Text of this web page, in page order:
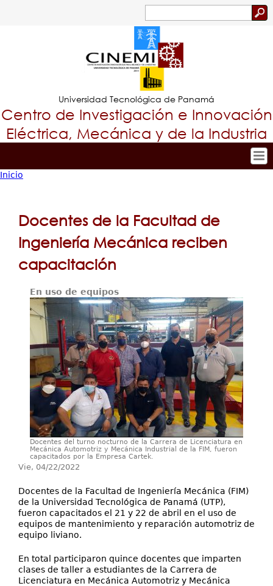
Jump to navigation
Formulario
de
búsqueda
Universidad Tecnológica de Panamá
Centro de Investigación e Innovación
Eléctrica, Mecánica y de la Industria
Tropical
Principal
Investigación y Desarrollo
Proyectos de Investigación
Producción Científica
Extensión
Eventos
Contáctenos
está
aquí
Inicio
Docentes de la Facultad de
Ingeniería Mecánica reciben
capacitación
En uso de equipos
Docentes del turno nocturno de la Carrera de Licenciatura en
Mecánica Automotriz y Mecánica Industrial de la FIM, fueron
capacitados por la Empresa Cartek.
Vie, 04/22/2022
Docentes de la Facultad de Ingeniería Mecánica (FIM)
de la Universidad Tecnológica de Panamá (UTP),
fueron capacitados el 21 y 22 de abril en el uso de
equipos de mantenimiento y reparación automotriz de
equipo liviano.
En total participaron quince docentes que imparten
clases de taller a estudiantes de la Carrera de
Licenciatura en Mecánica Automotriz y Mecánica